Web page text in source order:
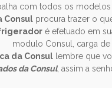
com todos os
Consulprocura trazer o
é efetuado em
modulo Consul, carga de
da Consul lembre que
da Consul, assim a